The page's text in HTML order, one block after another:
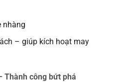
nhàng
– giúp kích hoạt may
Thành công bứt phá